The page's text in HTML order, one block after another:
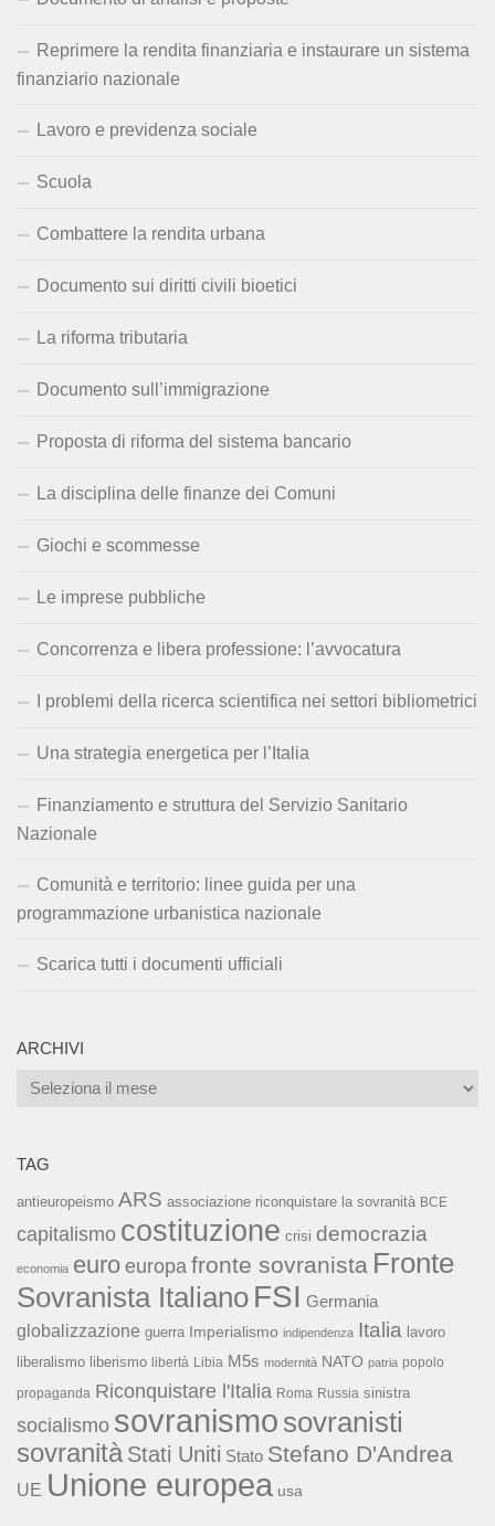
Reprimere la rendita finanziaria e instaurare un sistema
finanziario nazionale
Lavoro e previdenza sociale
Scuola
Combattere la rendita urbana
Documento sui diritti civili bioetici
La riforma tributaria
Documento sull’immigrazione
Proposta di riforma del sistema bancario
La disciplina delle finanze dei Comuni
Giochi e scommesse
Le imprese pubbliche
Concorrenza e libera professione: l’avvocatura
I problemi della ricerca scientifica nei settori bibliometrici
Una strategia energetica per l’Italia
Finanziamento e struttura del Servizio Sanitario
Nazionale
Comunità e territorio: linee guida per una
programmazione urbanistica nazionale
Scarica tutti i documenti ufficiali
ARCHIVI
Archivi
TAG
antieuropeismo ARS associazione riconquistare la sovranità BCE
capitalismo costituzione crisi democrazia
economia euro europa fronte sovranista Fronte
Sovranista Italiano FSI Germania
globalizzazione guerra Imperialismo indipendenza Italia lavoro
liberalismo liberismo libertà Libia M5s modernità NATO patria popolo
propaganda Riconquistare l'Italia Roma Russia sinistra
socialismo sovranismo sovranisti
sovranità Stati Uniti Stato Stefano D'Andrea
UE Unione europea usa